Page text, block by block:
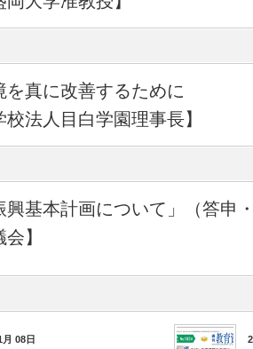
を真に改善するために
校法人目白学園理事長】
興基本計画について」（答申
】
08日